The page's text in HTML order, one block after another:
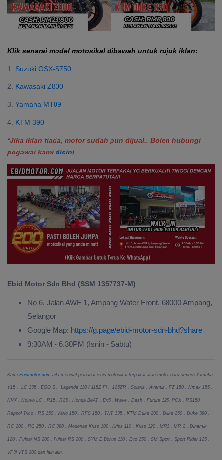
Klik senarai model motosikal dibawah untuk rujuk iklan:
1. Suzuki GSX-S750
2. Kawasaki Z800
3. Yamaha MT09
4. KTM 390
*Jika iklan tiada, motor sudah pun dijual.. Boleh hubungi
pegawai kami disini
Ebid Motor Sdn Bhd (SSM 1357737-M)
No 6, Jalan AWF 1, Ampang Water Front, 68000 Ampang,
Selangor
Google Map: https://g.page/ebid-motor-sdn-bhd?share
9:30AM - 6.30PM (Isnin - Sabtu)
Kami Ebidmotor.com ada menjual pelbagai jenis motosikal terpakai atau motor baru seperti Yamaha
Y15 , LC 135 , EGO S , Lagenda 110 / 115Z Fi , 125ZR , Solariz , Avantiz , FZ 150 , Nmax 155 ,
NVX , Nouvo LC , R15 , R25 , Honda BeAT , Ex5 , Wave , Dash , Future 125, PCX , RS150
Repsol Trico , RS 150 , Vario 150 , RFS 150 , TNT 135 , KTM Duke 200 , Duke 250 , Duke 390 ,
RC 200 , RC 250 , RC 390 , Modenas Kriss 100 , Kriss 110 , Kriss 120 , MR1 , MR 2 , Dinamik
120 , Pulsar NS 200 , Pulsar RS 200 , SYM E Bonus 110 , Evo 250 , SM Sport , Sport Rider 125 ,
VF3i VTS 200 dan lain lain.